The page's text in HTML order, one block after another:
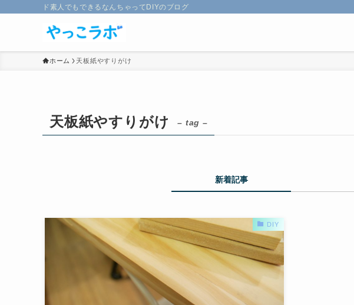
ド素人でもできるなんちゃってDIYのブログ
ホーム 天板紙やすりがけ
天板紙やすりがけ – tag –
新着記事
DIY